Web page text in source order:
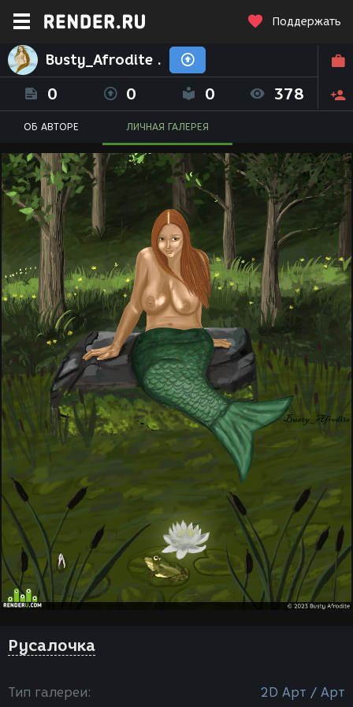
Поддержать
Busty_Afrodite .
0 0 0 378
ОБ АВТОРЕ ЛИЧНАЯ ГАЛЕРЕЯ
Русалочка
Тип галереи: 2D Арт / Арт